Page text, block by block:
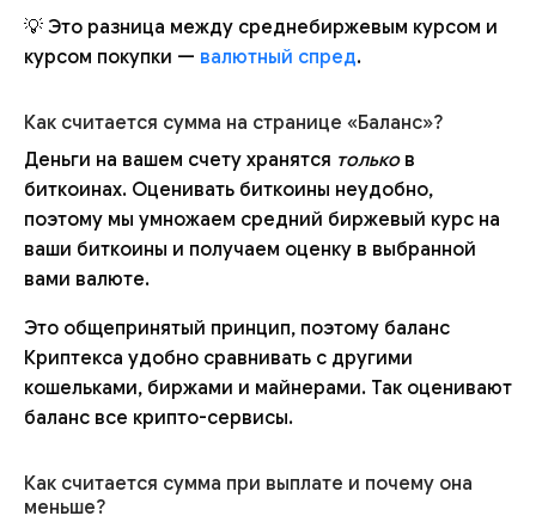
💡 Это разница между среднебиржевым курсом и
курсом покупки — валютный спред.
Как считается сумма на странице «Баланс»?
Деньги на вашем счету хранятся тольков
биткоинах. Оценивать биткоины неудобно,
поэтому мы умножаем средний биржевый курс на
ваши биткоины и получаем оценку в выбранной
вами валюте.
Это общепринятый принцип, поэтому баланс
Криптекса удобно сравнивать с другими
кошельками, биржами и майнерами. Так оценивают
баланс все крипто-сервисы.
Как считается сумма при выплате и почему она
меньше?